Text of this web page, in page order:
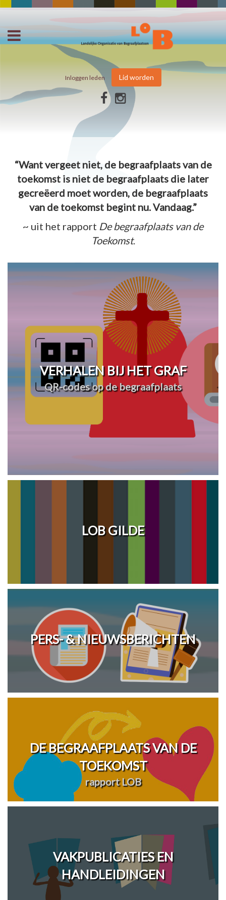
Inloggen leden Lid worden
“Want vergeet niet, de begraafplaats van de
toekomst is niet de begraafplaats die later
gecreëerd moet worden, de begraafplaats
van de toekomst begint nu. Vandaag.”
~ uit het rapport De begraafplaats van de
Toekomst.
VERHALEN BIJ HET GRAF
QR-codes op de begraafplaats
LOB GILDE
PERS- & NIEUWSBERICHTEN
DE BEGRAAFPLAATS VAN DE
TOEKOMST
rapport LOB
VAKPUBLICATIES EN
HANDLEIDINGEN